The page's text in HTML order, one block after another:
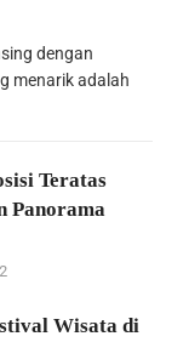
dengan
menarik adalah
Teratas
Panorama
Wisata di